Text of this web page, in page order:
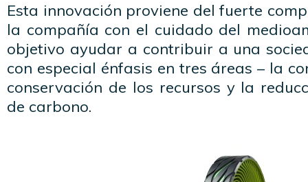
Esta innovación proviene del fuerte
la compañía con el cuidado del
objetivo ayudar a contribuir a una
con especial énfasis en tres áreas – la
conservación de los recursos y la
de carbono.